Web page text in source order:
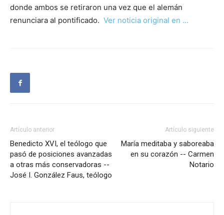
donde ambos se retiraron una vez que el alemán
renunciara al pontificado. Ver noticia original en …
Artículo anterior
Benedicto XVI, el teólogo que
pasó de posiciones avanzadas
a otras más conservadoras --
José I. González Faus, teólogo
Artículo siguiente
María meditaba y saboreaba
en su corazón -- Carmen
Notario